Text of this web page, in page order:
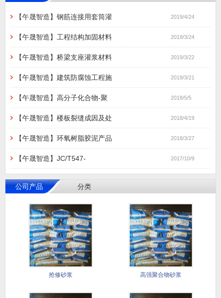
【午晟智造】钢筋连接用套筒灌 2019/4/24
【午晟智造】工程结构加固材料 2019/3/24
【午晟智造】桥梁支座灌浆材料 2019/3/22
【午晟智造】建筑防腐蚀工程施 2019/3/21
【午晟智造】高分子化合物-聚 2018/5/5
【午晟智造】楼板裂缝成因及处 2018/4/19
【午晟智造】环氧树脂胶泥产品 2018/3/27
【午晟智造】JC/T547- 2017/10/9
公司产品 分类
抢修砂浆 高强聚合物砂浆